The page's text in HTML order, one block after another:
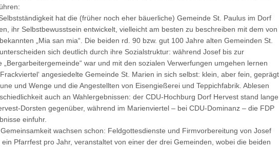
hat die (früher noch eher bäuerliche) Gemeinde St. Paulus im Dorf
ihr Selbstbewusstsein entwickelt, vielleicht am besten zu beschreiben mit dem von
„Mia san mia“. Die beiden rd. 90 bzw. gut 100 Jahre alten Gemeinden St.
sich deutlich durch ihre Sozialstruktur: während Josef bis zur
„Bergarbeitergemeinde“ war und mit den sozialen Verwerfungen umgehen lernen
angesiedelte Gemeinde St. Marien in sich selbst: klein, aber fein, geprägt
und Wenge und die Angestellten von Eisengießerei und Teppichfabrik. Ablesen
auch an Wahlergebnissen: der CDU-Hochburg Dorf Hervest stand lange
Dorsten gegenüber, während im Marienviertel – bei CDU-Dominanz – die FDP
einfuhr.
wachsen schon: Feldgottesdienste und Firmvorbereitung von Josef
Pfarrfest pro Jahr, veranstaltet von einer der drei Gemeinden, wobei die beiden